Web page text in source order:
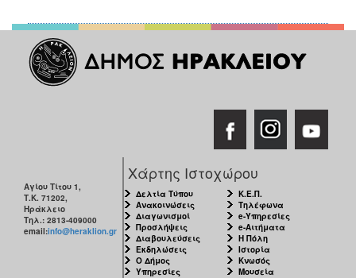
Αγίου Τίτου 1,
Τ.Κ. 71202,
Ηράκλειο
Τηλ.: 2813-409000
email:info@heraklion.gr
Χάρτης Ιστοχώρου
Δελτία Τύπου
Ανακοινώσεις
Διαγωνισμοί
Προσλήψεις
Διαβουλεύσεις
Εκδηλώσεις
Ο Δήμος
Υπηρεσίες
Κ.Ε.Π.
Τηλέφωνα
e-Υπηρεσίες
e-Αιτήματα
Η Πόλη
Ιστορία
Κνωσός
Μουσεία